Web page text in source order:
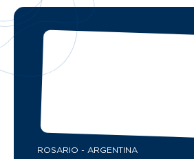
ROSARIO - ARGENTINA